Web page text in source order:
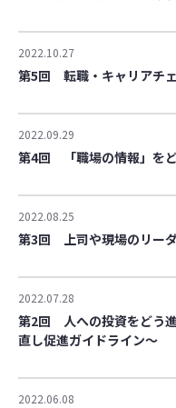
2022.10.27
第5回 転職・キャリアチ
2022.09.29
第4回 「職場の情報」を
2022.08.25
第3回 上司や現場のリー
2022.07.28
第2回 人への投資をどう
直し促進ガイドライン～
2022.06.08